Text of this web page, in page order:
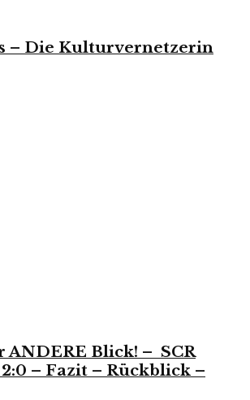
– Die Kulturvernetzerin
ANDERE Blick! – SCR
– Fazit – Rückblick –